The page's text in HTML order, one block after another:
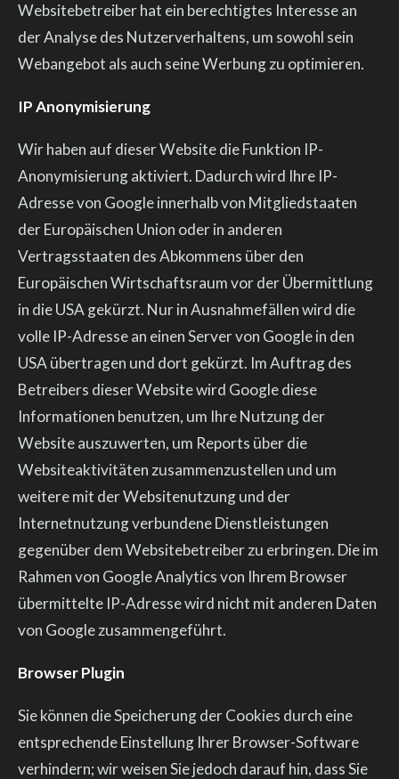
Websitebetreiber hat ein berechtigtes Interesse an
der Analyse des Nutzerverhaltens, um sowohl sein
Webangebot als auch seine Werbung zu optimieren.
IP Anonymisierung
Wir haben auf dieser Website die Funktion IP-
Anonymisierung aktiviert. Dadurch wird Ihre IP-
Adresse von Google innerhalb von Mitgliedstaaten
der Europäischen Union oder in anderen
Vertragsstaaten des Abkommens über den
Europäischen Wirtschaftsraum vor der Übermittlung
in die USA gekürzt. Nur in Ausnahmefällen wird die
volle IP-Adresse an einen Server von Google in den
USA übertragen und dort gekürzt. Im Auftrag des
Betreibers dieser Website wird Google diese
Informationen benutzen, um Ihre Nutzung der
Website auszuwerten, um Reports über die
Websiteaktivitäten zusammenzustellen und um
weitere mit der Websitenutzung und der
Internetnutzung verbundene Dienstleistungen
gegenüber dem Websitebetreiber zu erbringen. Die im
Rahmen von Google Analytics von Ihrem Browser
übermittelte IP-Adresse wird nicht mit anderen Daten
von Google zusammengeführt.
Browser Plugin
Sie können die Speicherung der Cookies durch eine
entsprechende Einstellung Ihrer Browser-Software
verhindern; wir weisen Sie jedoch darauf hin, dass Sie